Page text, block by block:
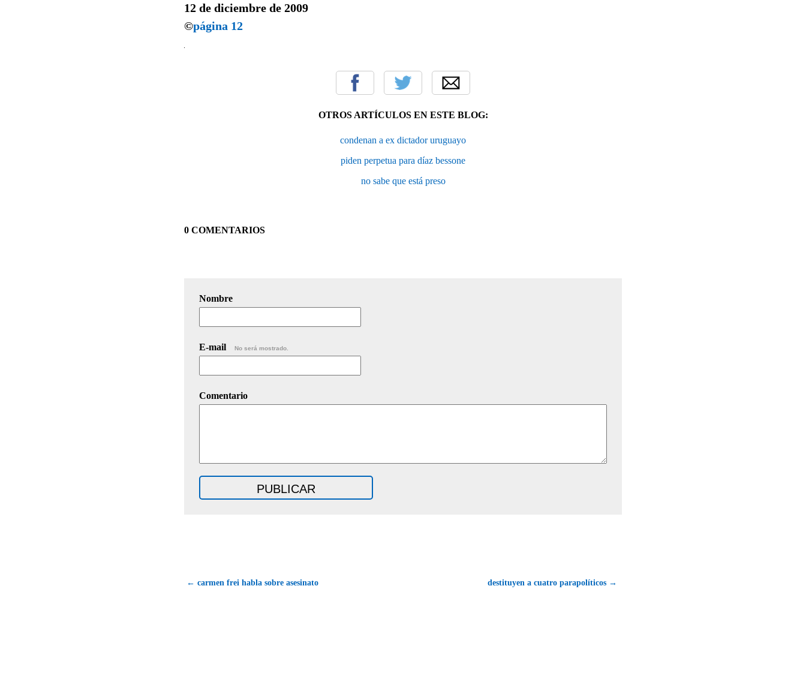
12 de diciembre de 2009
©página 12
OTROS ARTÍCULOS EN ESTE BLOG:
condenan a ex dictador uruguayo
piden perpetua para díaz bessone
no sabe que está preso
0 COMENTARIOS
Nombre
E-mail No será mostrado.
Comentario
← carmen frei habla sobre asesinato destituyen a cuatro parapolíticos →